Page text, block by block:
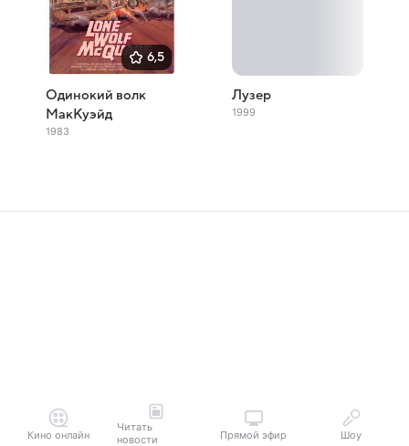
6,5
Одинокий волк
МакКуэйд
1983
Лузер
1999
Кино онлайн
Читать
новости
Прямой эфир Шоу